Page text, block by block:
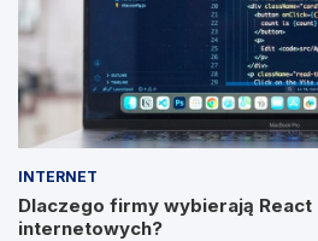
INTERNET
Dlaczego firmy wybierają
internetowych?